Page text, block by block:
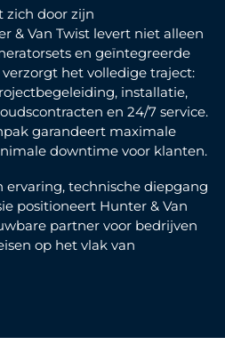
zich door zijn
& Van Twist levert niet alleen
en geïntegreerde
het volledige traject:
installatie,
en 24/7 service.
garandeert maximale
downtime voor klanten.
ervaring, technische diepgang
positioneert Hunter & Van
partner voor bedrijven
op het vlak van